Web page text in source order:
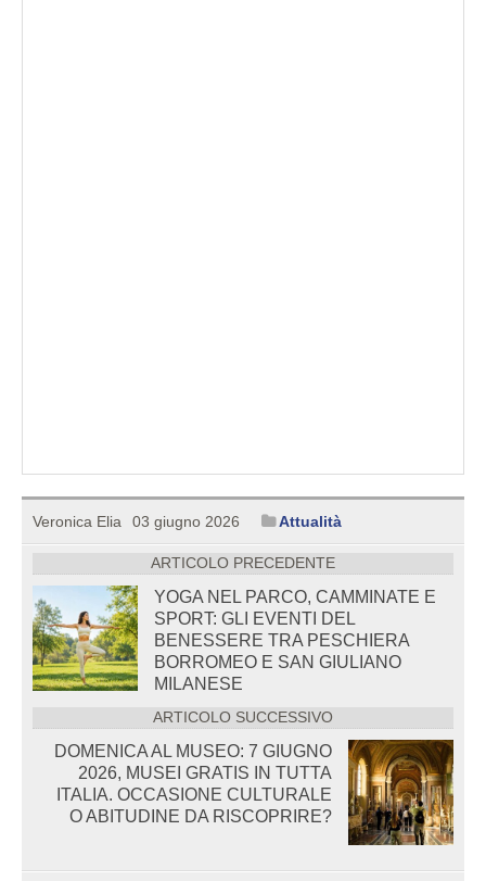
Veronica Elia 03 giugno 2026 Attualità
ARTICOLO PRECEDENTE
YOGA NEL PARCO, CAMMINATE E
SPORT: GLI EVENTI DEL
BENESSERE TRA PESCHIERA
BORROMEO E SAN GIULIANO
MILANESE
ARTICOLO SUCCESSIVO
DOMENICA AL MUSEO: 7 GIUGNO
2026, MUSEI GRATIS IN TUTTA
ITALIA. OCCASIONE CULTURALE
O ABITUDINE DA RISCOPRIRE?